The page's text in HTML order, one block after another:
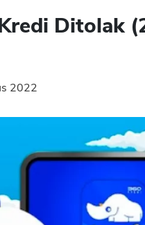
Ditolak
2022